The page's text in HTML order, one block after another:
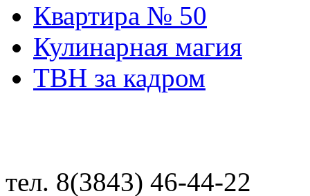
Квартира № 50
Кулинарная магия
ТВН за кадром
тел. 8(3843) 46-44-22